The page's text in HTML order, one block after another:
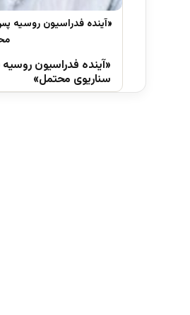
«آینده فدراسیون
سناریوی محتمل»